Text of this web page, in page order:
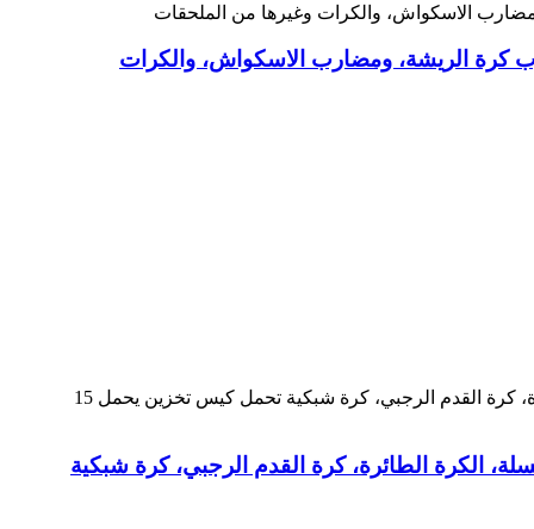
كرة الريشة، ومضارب الاسكواش، والكرات
الكرة الطائرة، كرة القدم الرجبي، كرة شبكية